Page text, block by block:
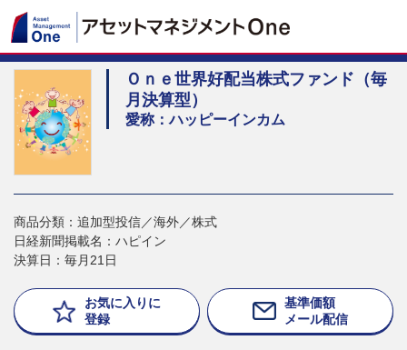
Ｏｎｅ世界好配当株式ファンド（毎
月決算型）
愛称：ハッピーインカム
商品分類：追加型投信／海外／株式
日経新聞掲載名：ハピイン
決算日：毎月21日
お気に入りに
登録
基準価額
メール配信